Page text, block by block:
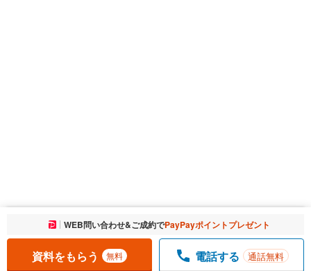
お気に入りに追加しました。 一覧を開く
WEB問い合わせ&ご成約でPayPayポイントプレゼント
資料をもらう 無料 電話する 通話無料